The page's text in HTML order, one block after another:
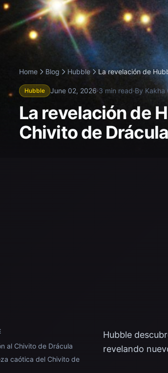
Home Blog Hubble La revelación de
Hubble June 02, 2026·3 min read·By Kakha
La revelación de
Chivito de Drácula
al Chivito de Drácula
caótica del Chivito de
Hubble
revelando